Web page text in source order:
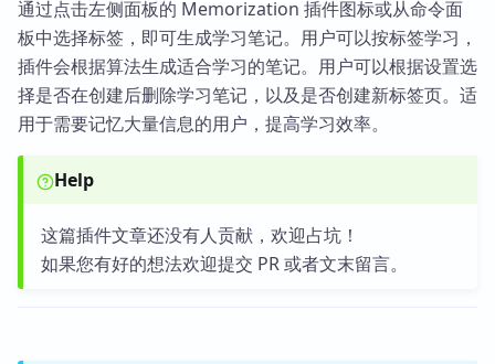
通过点击左侧面板的 Memorization 插件图标或从命令面
板中选择标签，即可生成学习笔记。用户可以按标签学习，
插件会根据算法生成适合学习的笔记。用户可以根据设置选
择是否在创建后删除学习笔记，以及是否创建新标签页。适
用于需要记忆大量信息的用户，提高学习效率。
Help
这篇插件文章还没有人贡献，欢迎占坑！
如果您有好的想法欢迎提交 PR 或者文末留言。